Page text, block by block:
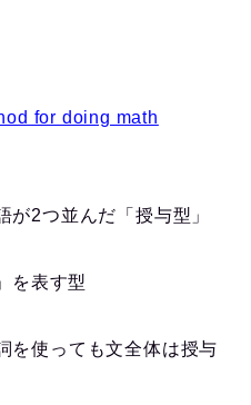
for doing math
が2つ並んだ「授与型」
を表す型
を使っても文全体は授与